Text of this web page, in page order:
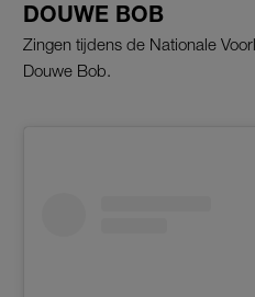
DOUWE BOB
Zingen tijdens de Nationale
Douwe Bob.